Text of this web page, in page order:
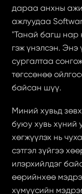
дараа анхны
ажлуудаа
"Танай багш нар
гэж үнэлсэн.
сургалтаа
төгссөнөө
байсан шүү.
Миний хувьд
буюу хувь хүний
хөгжүүлэх нь
сэтгэл зүйгээ
илэрхийлдэг
өөрийнхөө
хүмүүсийн